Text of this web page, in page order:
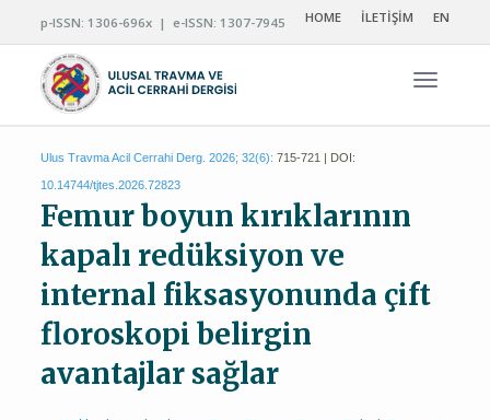
p-ISSN: 1306-696x | e-ISSN: 1307-7945 HOME İLETİŞİM EN
Ulus Travma Acil Cerrahi Derg. 2026; 32(6): 715-721 | DOI:
10.14744/tjtes.2026.72823
Femur boyun kırıklarının
kapalı redüksiyon ve
internal fiksasyonunda çift
floroskopi belirgin
avantajlar sağlar